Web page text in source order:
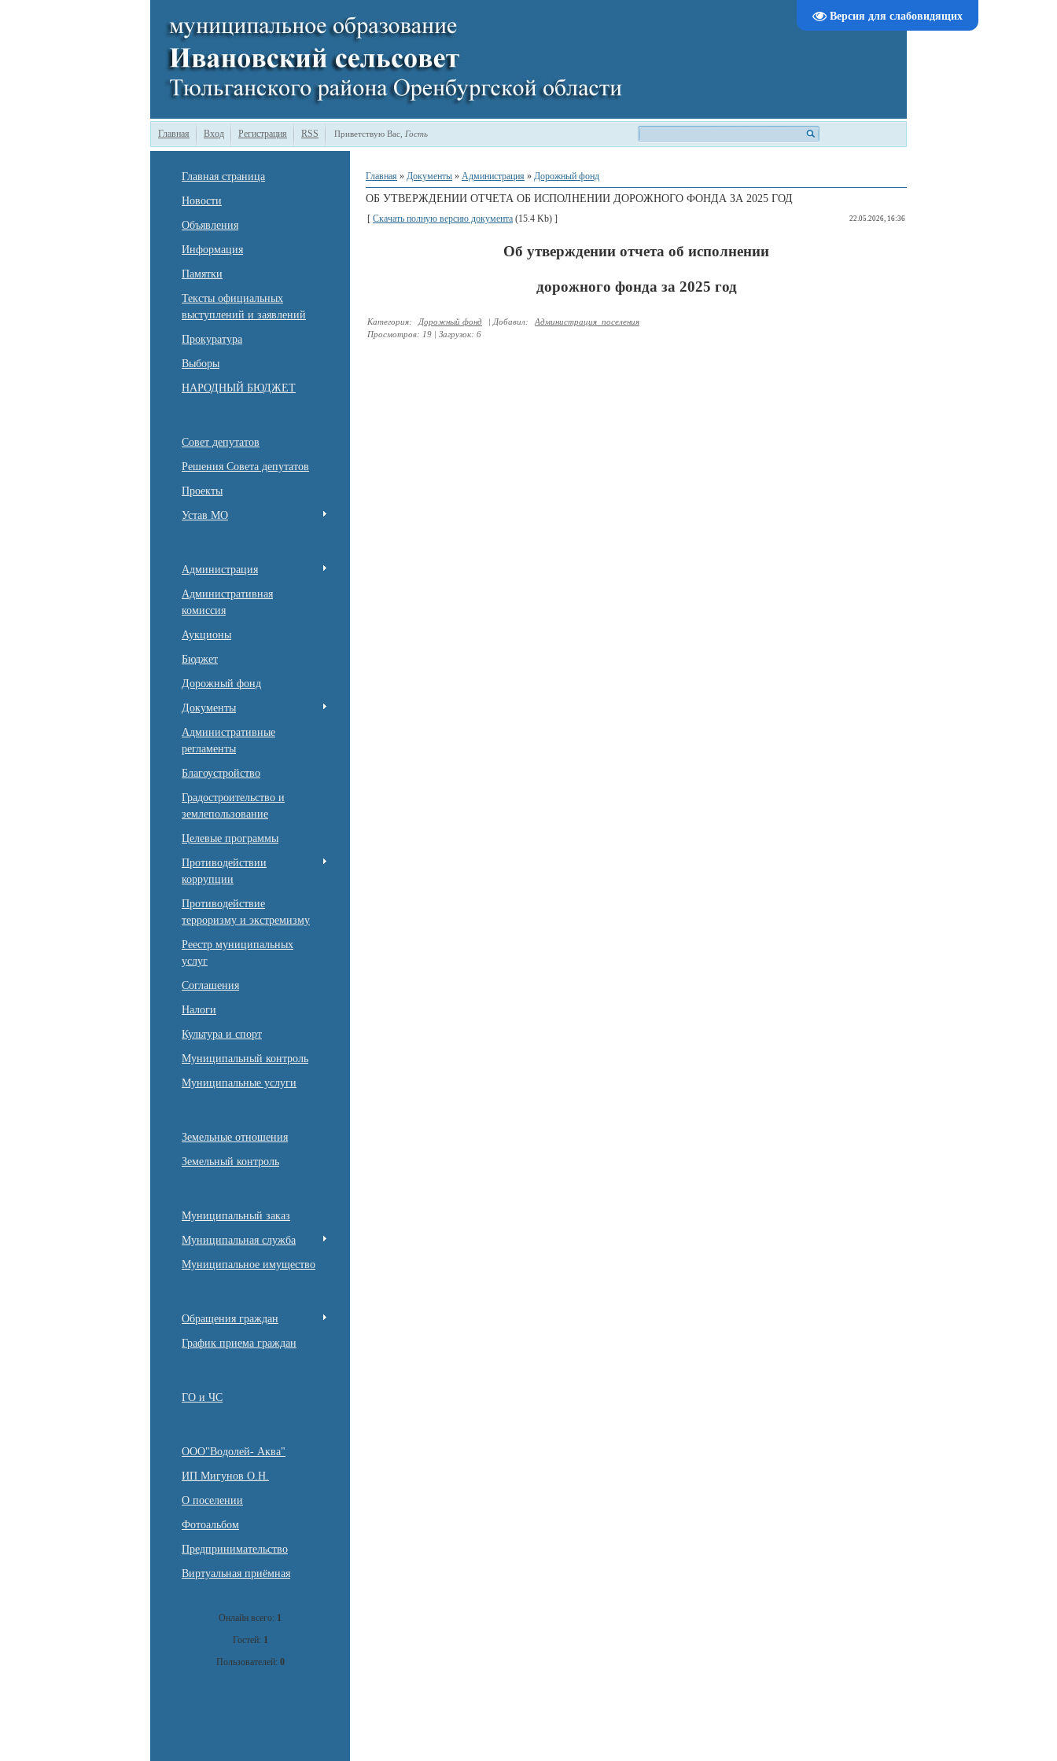
Версия для слабовидящих
Главная Вход Регистрация RSS Приветствую Вас Гость
Главная страница
Новости
Объявления
Информация
Памятки
Тексты официальных
выступлений и заявлений
Прокуратура
Выборы
НАРОДНЫЙ БЮДЖЕТ
Совет депутатов
Решения Совета депутатов
Проекты
Устав МО
Администрация
Административная
комиссия
Аукционы
Бюджет
Дорожный фонд
Документы
Административные
регламенты
Благоустройство
Градостроительство и
землепользование
Целевые программы
Противодействии
коррупции
Противодействие
терроризму и экстремизму
Реестр муниципальных
услуг
Соглашения
Налоги
Культура и спорт
Муниципальный контроль
Муниципальные услуги
Земельные отношения
Земельный контроль
Муниципальный заказ
Муниципальная служба
Муниципальное имущество
Обращения граждан
График приема граждан
ГО и ЧС
ООО"Водолей- Аква"
ИП Мигунов О.Н.
О поселении
Фотоальбом
Предпринимательство
Виртуальная приёмная
Онлайн всего: 1
Гостей: 1
Пользователей: 0
Главная » Документы » Администрация » Дорожный фонд
ОБ УТВЕРЖДЕНИИ ОТЧЕТА ОБ ИСПОЛНЕНИИ ДОРОЖНОГО ФОНДА ЗА 2025 ГОД
[ Скачать полную версию документа (15.4 Kb) ] 22.05.2026, 16:36
Об утверждении отчета об исполнении
дорожного фонда за 2025 год
Категория: Дорожный фонд | Добавил:
Администрация_поселения
Просмотров: 19 | Загрузок: 6